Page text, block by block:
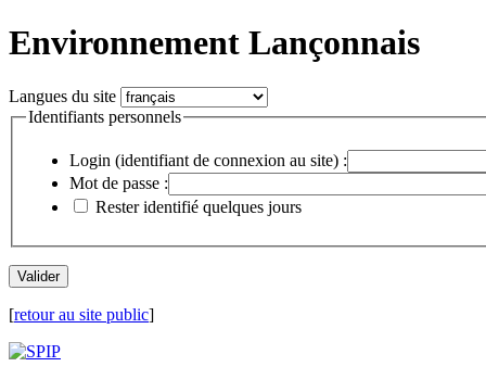
Environnement Lançonnais
Langues du site
Identifiants personnels
Login (identifiant de connexion au site) :
Mot de passe :
Rester identifié quelques jours
[retour au site public]